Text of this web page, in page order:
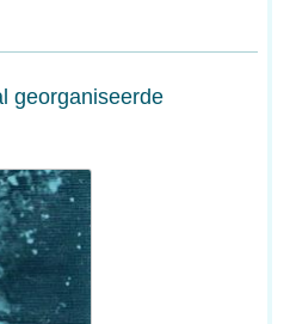
georganiseerde